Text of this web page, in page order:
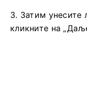
3. Затим унесите
кликните на